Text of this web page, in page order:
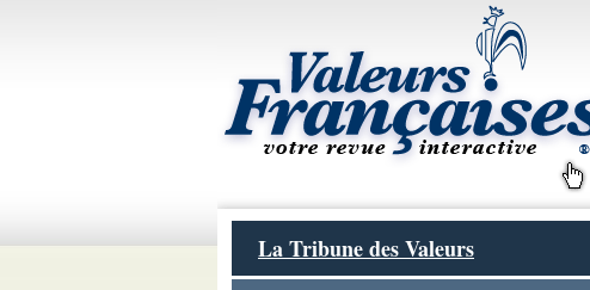
La Tribune des Valeurs